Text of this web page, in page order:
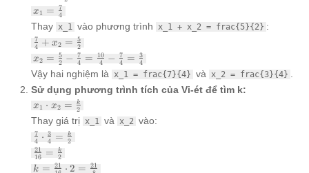
x_2) =
\frac{5}
{2} + 1
\frac{7}
{2}
x_1 =
\frac{7}
{4}
x1 = 4
7
Thay x_1 vào phương trình x_1 + x_2 = frac{5}{2} :
\frac{7}
{4} +
x_2 =
\frac{5}
{2}
4
7 + x2 = 2
5
x_2 =
\frac{5}
{2} -
\frac{7}
{4} =
\frac{10}
{4} -
\frac{7}
{4} =
\frac{3}
x2 = 2
5 − 4
7 = 4
10 − 4
7 = 4
3
Vậy hai nghiệm là x_1 = frac{7}{4} và x_2 = frac{3}{4}
Sử dụng phương trình tích của Vi-ét để tìm k:
x_1
\cdot
x_2 =
\frac{k}
{2}
x1 ⋅ x2 = 2
k
Thay giá trị x_1 và x_2 vào:
\frac{7}
{4}
\cdot
\frac{3}
4
7 ⋅ 4
3 = 2
k
\frac{21}
{16} =
16
21 = 2
k
k =
k = 21 ⋅ 2 = 21